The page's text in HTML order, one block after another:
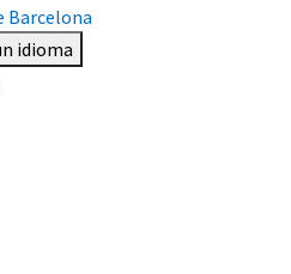
idioma